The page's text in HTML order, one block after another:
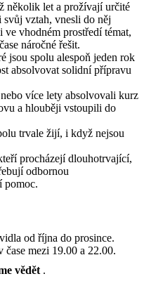
několik let a prožívají určité
vztah, vnesli do něj
vhodném prostředí témat,
náročné řešit.
jsou spolu alespoň jeden rok
absolvovat solidní přípravu
více lety absolvovali kurz
a hlouběji vstoupili do
trvale žijí, i když nejsou
procházejí dlouhotrvající,
odbornou
pomoc.
od října do prosince.
čase mezi 19.00 a 22.00.
vědět.